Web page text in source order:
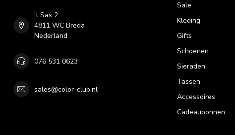
't Sas 2
4811 WC Breda
Nederland
076 531 0623
sales@color-club.nl
Sale
Kleding
Gifts
Schoenen
Sieraden
Tassen
Accessoires
Cadeaubonnen